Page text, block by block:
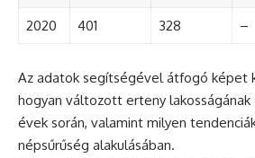
2020 401 328 –
Az adatok segítségével átfogó képet
hogyan változott erteny lakosságának
évek során, valamint milyen
népsűrűség alakulásában.